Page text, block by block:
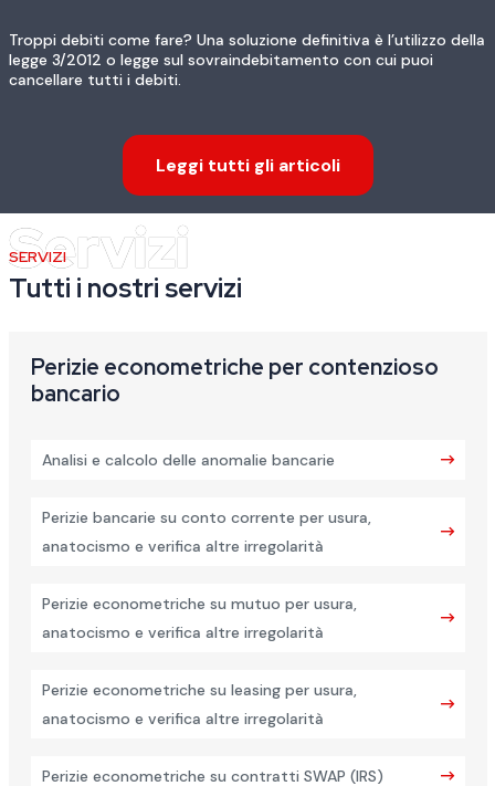
Hai fatto da garante per un debito bancario e ora la banca ti sta
chiedendo il pagamento del dovuto secondo la fideiussione
omnibus o specifica?
Leggi tutti gli articoli
SERVIZI
Tutti i nostri servizi
Perizie econometriche per contenzioso
bancario
Analisi e calcolo delle anomalie bancarie
Perizie bancarie su conto corrente per usura,
anatocismo e verifica altre irregolarità
Perizie econometriche su mutuo per usura,
anatocismo e verifica altre irregolarità
Perizie econometriche su leasing per usura,
anatocismo e verifica altre irregolarità
Perizie econometriche su contratti SWAP (IRS)